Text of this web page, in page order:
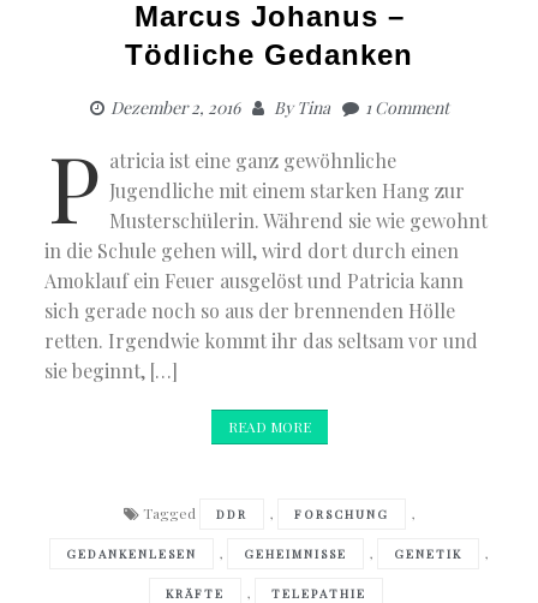
Marcus Johanus –
Tödliche Gedanken
Dezember 2, 2016 ByTina 1 Comment
P atricia ist eine ganz gewöhnliche
Jugendliche mit einem starken Hang zur
Musterschülerin. Während sie wie gewohnt
in die Schule gehen will, wird dort durch einen
Amoklauf ein Feuer ausgelöst und Patricia kann
sich gerade noch so aus der brennenden Hölle
retten. Irgendwie kommt ihr das seltsam vor und
sie beginnt, […]
READ MORE
Tagged DDR , FORSCHUNG ,
GEDANKENLESEN , GEHEIMNISSE , GENETIK ,
KRÄFTE , TELEPATHIE